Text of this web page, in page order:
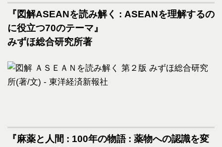
『図解ASEANを読み解く : ASEANを理解するの
に役立つ70のテーマ』
みずほ総合研究所著
『麻薬と人間 : 100年の物語 : 薬物への認識を変